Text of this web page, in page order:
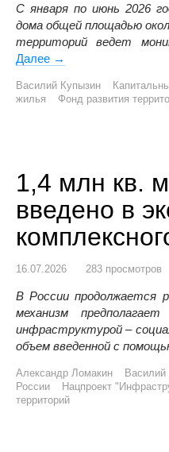
С января по июнь 2026
дома общей площадью
территорий ведет
Далее В России за
→
Василий Купызин
жилья
Фонд развития
1,4 млн кв.
введено в
16.07.2026 283 просмотров
В России продолжается
механизм
инфраструктурой –
объем введенной с
Александр Ломакин Василий
России
Нацпроект
территорий